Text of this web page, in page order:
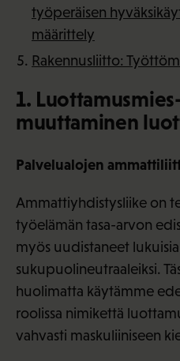
työperäisen
määrittely
Rakennusliitto:
1.
muuttaminen
Palvelualojen
Ammattiyhdistysliike on
työelämän tasa-arvon
myös uudistaneet
sukupuolineutraaleiksi.
huolimatta käytämme
roolissa nimikettä
vahvasti maskuliiniseen